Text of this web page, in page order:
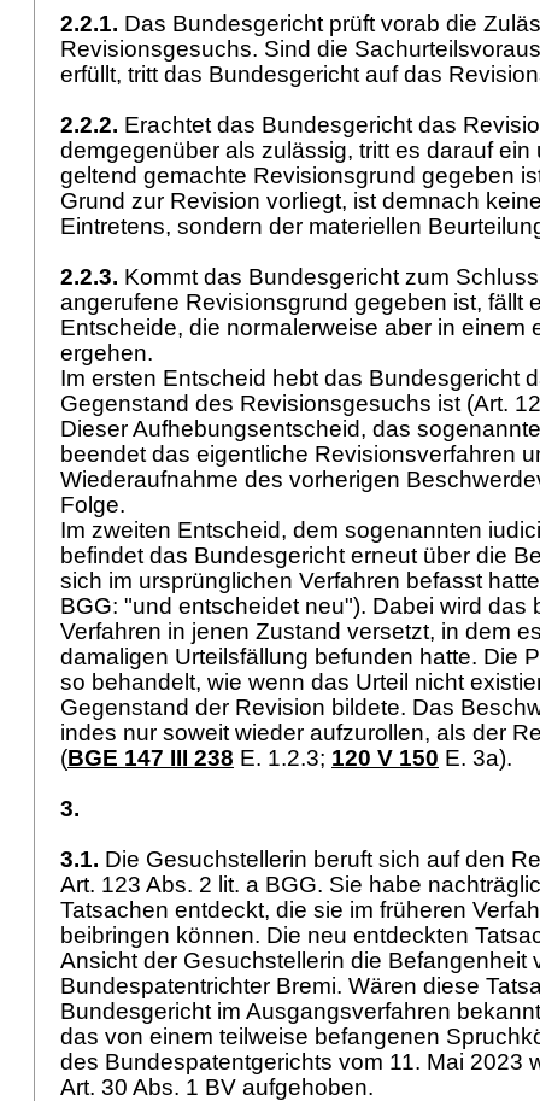
2.2.1. Das Bundesgericht prüft vorab die
Revisionsgesuchs. Sind die
erfüllt, tritt das Bundesgericht auf das
2.2.2. Erachtet das Bundesgericht das
demgegenüber als zulässig, tritt es darauf ein
geltend gemachte Revisionsgrund gegeben
Grund zur Revision vorliegt, ist demnach
Eintretens, sondern der materiellen
2.2.3. Kommt das Bundesgericht zum
angerufene Revisionsgrund gegeben ist, fällt
Entscheide, die normalerweise aber in einem
ergehen.
Im ersten Entscheid hebt das Bundesgericht
Gegenstand des Revisionsgesuchs ist (Art.
Dieser Aufhebungsentscheid, das
beendet das eigentliche Revisionsverfahren
Wiederaufnahme des vorherigen
Folge.
Im zweiten Entscheid, dem sogenannten
befindet das Bundesgericht erneut über die
sich im ursprünglichen Verfahren befasst
BGG: "und entscheidet neu"). Dabei wird das
Verfahren in jenen Zustand versetzt, in dem
damaligen Urteilsfällung befunden hatte. Die
so behandelt, wie wenn das Urteil nicht
Gegenstand der Revision bildete. Das
indes nur soweit wieder aufzurollen, als der
(BGE 147 III 238 E. 1.2.3; 120 V 150 E. 3a).
3.
3.1. Die Gesuchstellerin beruft sich auf den
Art. 123 Abs. 2 lit. a BGG. Sie habe
Tatsachen entdeckt, die sie im früheren
beibringen können. Die neu entdeckten
Ansicht der Gesuchstellerin die Befangenheit
Bundespatentrichter Bremi. Wären diese
Bundesgericht im Ausgangsverfahren
das von einem teilweise befangenen
des Bundespatentgerichts vom 11. Mai 2023
Art. 30 Abs. 1 BV aufgehoben.